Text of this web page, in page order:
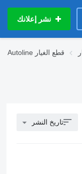
نشر إعلانك
Autoline قطع الغيار
تاريخ النشر